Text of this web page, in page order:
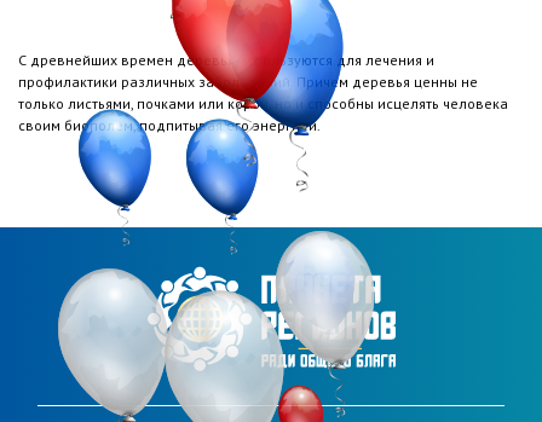
С древнейших времен деревья используются для лечения и
профилактики различных заболеваний. Причем деревья ценны не
только листьями, почками или корой, но и способны исцелять человека
своим биополем, подпитывая его энергией.